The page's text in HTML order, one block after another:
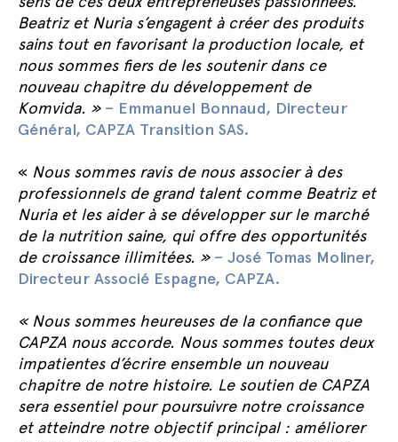
Beatriz et Nuria s’engagent à créer des produits
sains tout en favorisant la production locale, et
nous sommes fiers de les soutenir dans ce
nouveau chapitre du développement de
Komvida. » – Emmanuel Bonnaud, Directeur
Général, CAPZA Transition SAS.
« Nous sommes ravis de nous associer à des
professionnels de grand talent comme Beatriz et
Nuria et les aider à se développer sur le marché
de la nutrition saine, qui offre des opportunités
de croissance illimitées. » – José Tomas Moliner,
Directeur Associé Espagne, CAPZA.
« Nous sommes heureuses de la confiance que
CAPZA nous accorde. Nous sommes toutes deux
impatientes d’écrire ensemble un nouveau
chapitre de notre histoire. Le soutien de CAPZA
sera essentiel pour poursuivre notre croissance
et atteindre notre objectif principal : améliorer